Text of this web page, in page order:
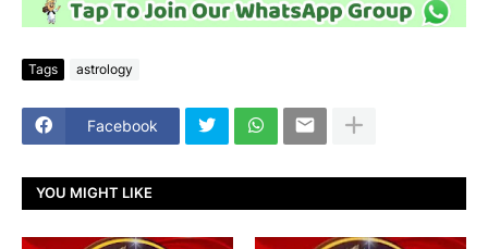
Tags astrology
Facebook
YOU MIGHT LIKE